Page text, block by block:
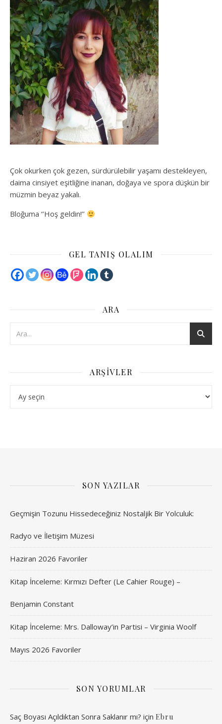
Çok okurken çok gezen, sürdürülebilir yaşamı destekleyen,
daima cinsiyet eşitliğine inanan, doğaya ve spora düşkün bir
müzmin beyaz yakalı.
Bloğuma ‘’Hoş geldin!’’
GEL TANIŞ OLALIM
ARA
ARŞIVLER
SON YAZILAR
Geçmişin Tozunu Hissedeceğiniz Nostaljik Bir Yolculuk:
Radyo ve İletişim Müzesi
Haziran 2026 Favoriler
Kitap İnceleme: Kırmızı Defter (Le Cahier Rouge) –
Benjamin Constant
Kitap İnceleme: Mrs. Dalloway’in Partisi – Virginia Woolf
Mayıs 2026 Favoriler
SON YORUMLAR
Saç Boyası Açıldıktan Sonra Saklanır mı? için Ebru